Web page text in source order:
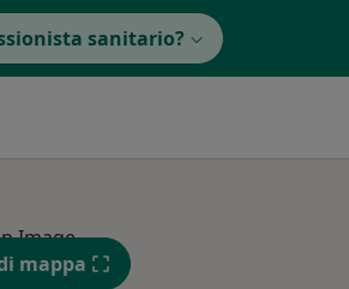
sanitario?
mappa